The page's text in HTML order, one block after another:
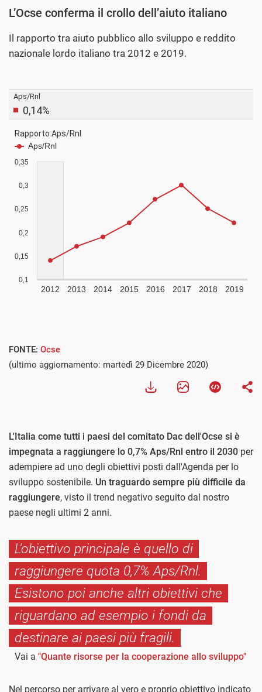
L’Ocse conferma il crollo dell’aiuto italiano
Il rapporto tra aiuto pubblico allo sviluppo e reddito
nazionale lordo italiano tra 2012 e 2019.
FONTE: Ocse
(ultimo aggiornamento: martedì 29 Dicembre 2020)
L'Italia come tutti i paesi del comitato Dac dell'Ocse si è
impegnata a raggiungere lo 0,7% Aps/Rnl entro il 2030 per
adempiere ad uno degli obiettivi posti dall'Agenda per lo
sviluppo sostenibile. Un traguardo sempre più difficile da
raggiungere, visto il trend negativo seguito dal nostro
paese negli ultimi 2 anni.
L'obiettivo principale è quello di
raggiungere quota 0,7% Aps/Rnl.
Esistono poi anche altri obiettivi che
riguardano ad esempio i fondi da
destinare ai paesi più fragili.
Vai a "Quante risorse per la cooperazione allo sviluppo"
Nel percorso per arrivare al vero e proprio obiettivo indicato